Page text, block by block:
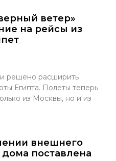
ветер»
на рейсы из
решено расширить
Египта. Полеты теперь
из Москвы, но и из
внешнего
поставлена